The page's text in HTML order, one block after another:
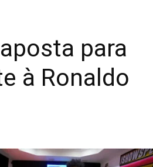
para
à Ronaldo